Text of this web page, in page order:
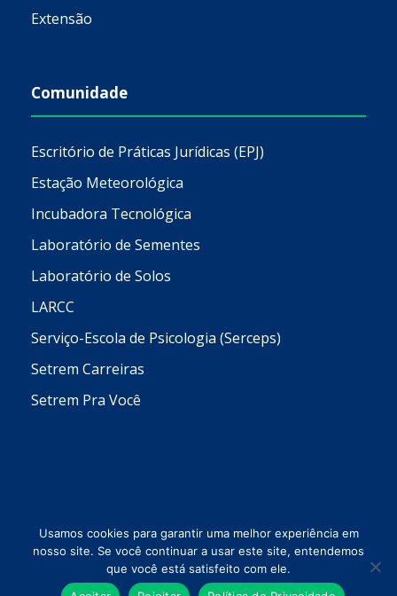
Extensão
Comunidade
Escritório de Práticas Jurídicas (EPJ)
Estação Meteorológica
Incubadora Tecnológica
Laboratório de Sementes
Laboratório de Solos
LARCC
Serviço-Escola de Psicologia (Serceps)
Setrem Carreiras
Setrem Pra Você
Usamos cookies para garantir uma melhor experiência em
nosso site. Se você continuar a usar este site, entendemos
que você está satisfeito com ele.